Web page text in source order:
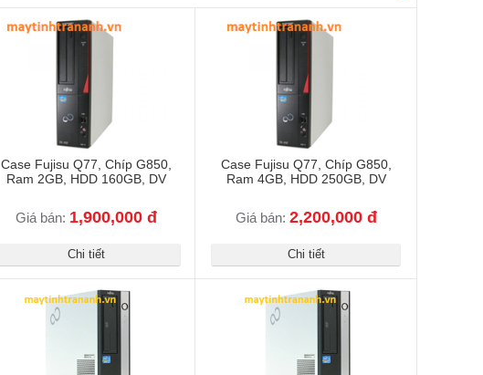
Case Fujisu Q77, Chíp G850,
Ram 2GB, HDD 160GB, DV
Giá bán: 1,900,000 đ
Chi tiết
Case Fujisu Q77, Chíp G850,
Ram 4GB, HDD 250GB, DV
Giá bán: 2,200,000 đ
Chi tiết